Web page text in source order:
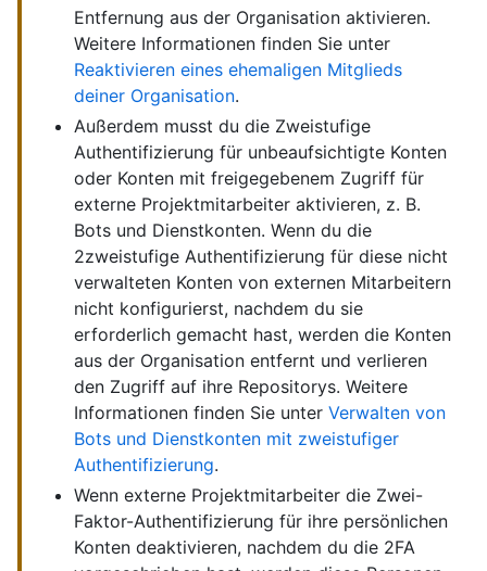
Entfernung aus der Organisation aktivieren.
Weitere Informationen finden Sie unter
Reaktivieren eines ehemaligen Mitglieds
deiner Organisation.
Außerdem musst du die Zweistufige
Authentifizierung für unbeaufsichtigte Konten
oder Konten mit freigegebenem Zugriff für
externe Projektmitarbeiter aktivieren, z. B.
Bots und Dienstkonten. Wenn du die
2zweistufige Authentifizierung für diese nicht
verwalteten Konten von externen Mitarbeitern
nicht konfigurierst, nachdem du sie
erforderlich gemacht hast, werden die Konten
aus der Organisation entfernt und verlieren
den Zugriff auf ihre Repositorys. Weitere
Informationen finden Sie unter Verwalten von
Bots und Dienstkonten mit zweistufiger
Authentifizierung.
Wenn externe Projektmitarbeiter die Zwei-
Faktor-Authentifizierung für ihre persönlichen
Konten deaktivieren, nachdem du die 2FA